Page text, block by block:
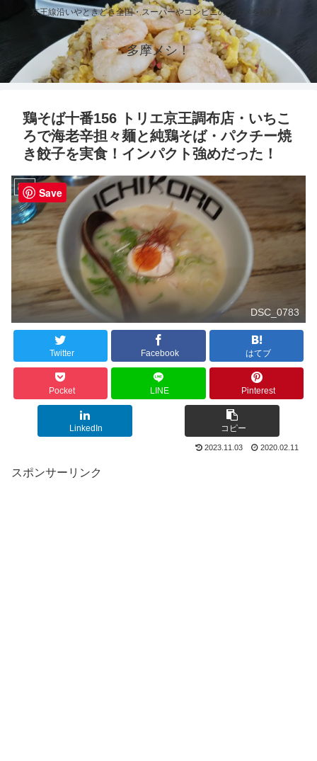
京王線沿いやときどき全国・スーパーやコンビニのグルメを紹介！
多摩メシ！
鶏そば十番156 トリエ京王調布店・いちこ
ろで海老辛担々麺と純鶏そば・パクチー焼
き餃子を実食！インパクト強めだった！
調布
DSC_0783
Twitter Facebook はてブ
Pocket LINE Pinterest
LinkedIn コピー
2023.11.03 2020.02.11
スポンサーリンク
Save